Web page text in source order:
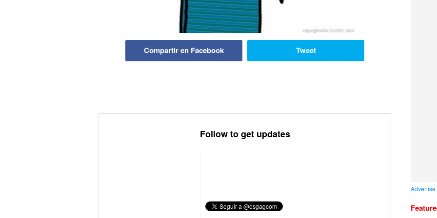
Compartir en Facebook Tweet
Follow to get updates